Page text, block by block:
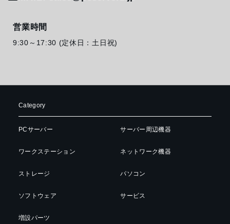
営業時間
9:30～17:30 (定休日：土日祝)
Category
PCサーバー
ワークステーション
ストレージ
ソフトウェア
増設パーツ
サーバー周辺機器
ネットワーク機器
パソコン
サービス